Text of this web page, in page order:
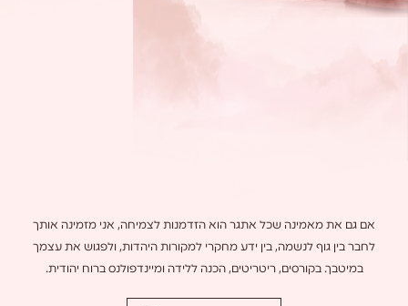
אם גם את מאמינה שכל אתגר הוא הזדמנות לצמיחה, אני מזמינה אותך
לחבר בין גוף לנשמה, בין ידע מחקרי למקורות היהדות, ולפגוש את עצמך
במיטבך. בקורסים, ריטריטים, הכנה ללידה ומיינדפולנס ברוח יהודית.